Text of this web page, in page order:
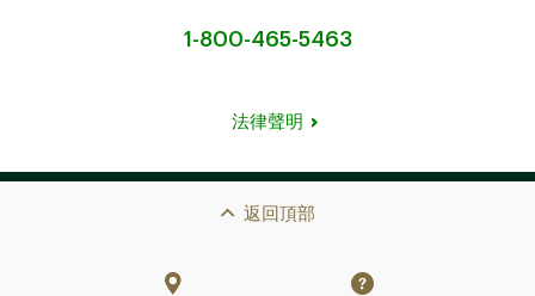
1-800-465-5463
法律聲明
返回頂部